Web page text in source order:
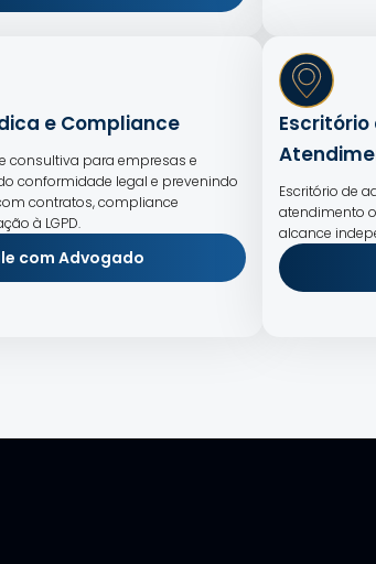
e Compliance
consultiva para empresas e
conformidade legal e prevenindo
contratos, compliance
à LGPD.
com Advogado
Escritório de
atendimento
alcance